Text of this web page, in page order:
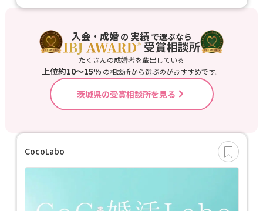
入会・成婚の 実績で選ぶなら
たくさんの成婚者を輩出している
上位約10〜15%の相談所から選ぶのがおすすめです。
茨城県の受賞相談所を見る
CocoLabo